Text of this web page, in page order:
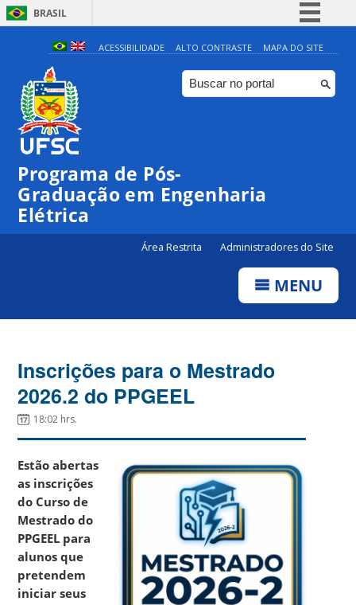
BRASIL
Simplifique!
Comunica BR
Participe
ACESSIBILIDADE ALTO CONTRASTE MAPA DO SITE
Programa de Pós-
Graduação em Engenharia
Elétrica
Área Restrita Administradores do Site
MENU
Inscrições para o Mestrado
2026.2 do PPGEEL
18:02 hrs.
Estão abertas
as inscrições
do Curso de
Mestrado do
PPGEEL para
alunos que
pretendem
iniciar seus